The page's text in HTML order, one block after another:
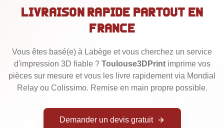
NOS EXPERTISES
Cosplay & Props
Figurines & Collection
Talonettes de Ski
Trophées Personnalisés
Livraison rapide partout en
France
Vous êtes basé(e) à Labège et vous cherchez un service
d'impression 3D fiable ? Toulouse3DPrintimprime vos
pièces sur mesure et vous les livre rapidement via Mondial
Relay ou Colissimo. Remise en main propre possible.
Demander un devis gratuit